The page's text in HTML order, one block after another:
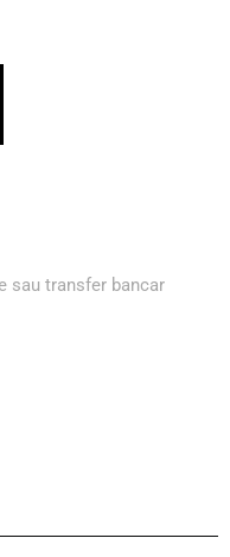
sau transfer bancar